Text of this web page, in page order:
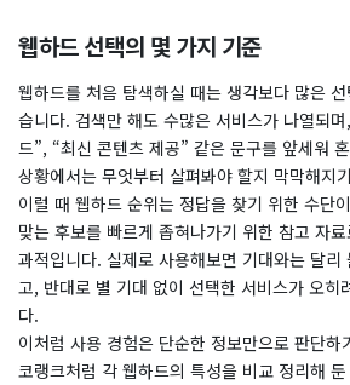
웹하드 선택의 몇 가지 기준
웹하드를 처음 탐색하실 때는 생각보다 많은
습니다. 검색만 해도 수많은 서비스가 나열되
드”, “최신 콘텐츠 제공” 같은 문구를 앞세워
상황에서는 무엇부터 살펴봐야 할지 막막해지
이럴 때 웹하드 순위는 정답을 찾기 위한 수단
맞는 후보를 빠르게 좁혀나가기 위한 참고 자
과적입니다. 실제로 사용해보면 기대와는 달리
고, 반대로 별 기대 없이 선택한 서비스가 오히
다.
이처럼 사용 경험은 단순한 정보만으로 판단
코랭크처럼 각 웹하드의 특성을 비교 정리해